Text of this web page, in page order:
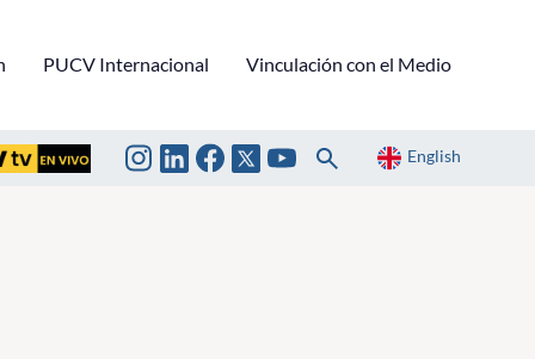
PUCV Internacional Vinculación con el Medio
English